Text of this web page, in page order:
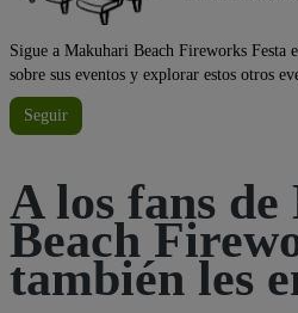
Sigue a Makuhari Beach Fireworks Festa
sobre sus eventos y explorar estos otros
Seguir
A los fans
Beach
también les